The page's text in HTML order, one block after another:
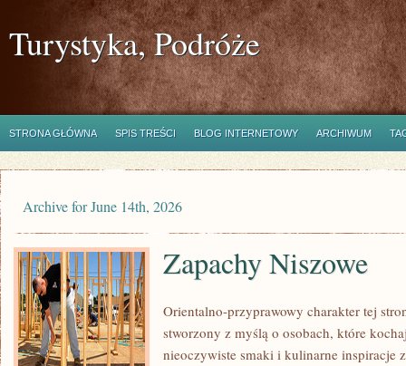
Turystyka, Podróże
STRONA GŁÓWNA SPIS TREŚCI BLOG INTERNETOWY ARCHIWUM
Archive for June 14th, 2026
Zapachy Niszowe
Orientalno-przyprawowy charakter tej
stworzony z myślą o osobach, które
nieoczywiste smaki i kulinarne inspiracje